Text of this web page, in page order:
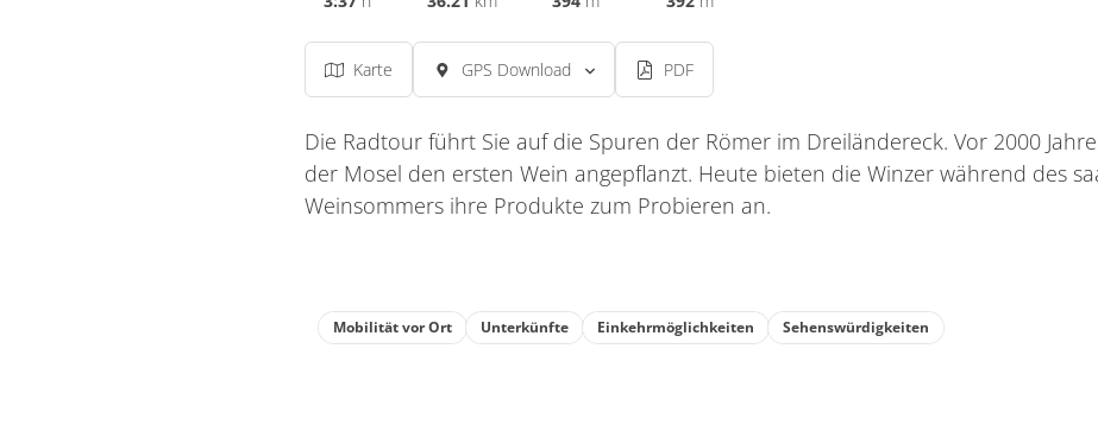
Karte GPS Download PDF
Die Radtour führt Sie auf die Spuren der Römer im Dreiländereck. Vor 2000
der Mosel den ersten Wein angepflanzt. Heute bieten die Winzer während des
Weinsommers ihre Produkte zum Probieren an.
Mobilität vor Ort Unterkünfte Einkehrmöglichkeiten Sehenswürdigkeiten